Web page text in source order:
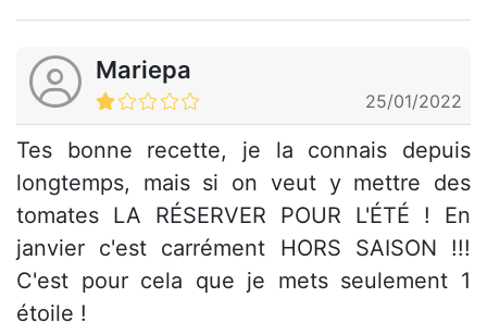
Mariepa
25/01/2022
Tes bonne recette, je la connais depuis
longtemps, mais si on veut y mettre des
tomates LA RÉSERVER POUR L'ÉTÉ ! En
janvier c'est carrément HORS SAISON !!!
C'est pour cela que je mets seulement 1
étoile !